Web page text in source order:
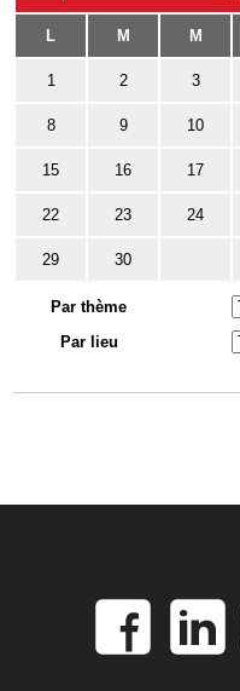
L M M
1 2 3
8 9 10
15 16 17
22 23 24
29 30
Par thème
Par lieu